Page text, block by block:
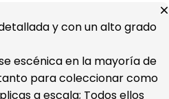
y con un alto grado
escénica en la mayoría de
para coleccionar como
a escala; Todos ellos